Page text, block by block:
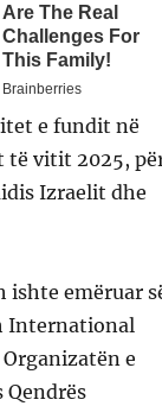
e fundit në
të vitit 2025,
Izraelit dhe
ishte emëruar
International
e
Qendrës